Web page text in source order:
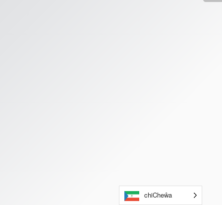
chiCheŵa